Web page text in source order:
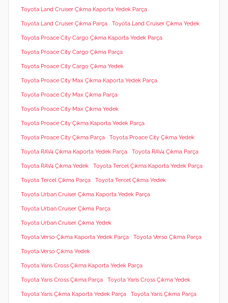
Toyota Land Cruiser Çıkma Kaporta Yedek Parça
Toyota Land Cruiser Çıkma Parça Toyota Land Cruiser Çıkma Yedek
Toyota Proace City Cargo Çıkma Kaporta Yedek Parça
Toyota Proace City Cargo Çıkma Parça
Toyota Proace City Cargo Çıkma Yedek
Toyota Proace City Max Çıkma Kaporta Yedek Parça
Toyota Proace City Max Çıkma Parça
Toyota Proace City Max Çıkma Yedek
Toyota Proace City Çıkma Kaporta Yedek Parça
Toyota Proace City Çıkma Parça Toyota Proace City Çıkma Yedek
Toyota RAV4 Çıkma Kaporta Yedek Parça Toyota RAV4 Çıkma Parça
Toyota RAV4 Çıkma Yedek Toyota Tercel Çıkma Kaporta Yedek Parça
Toyota Tercel Çıkma Parça Toyota Tercel Çıkma Yedek
Toyota Urban Cruiser Çıkma Kaporta Yedek Parça
Toyota Urban Cruiser Çıkma Parça
Toyota Urban Cruiser Çıkma Yedek
Toyota Verso Çıkma Kaporta Yedek Parça Toyota Verso Çıkma Parça
Toyota Verso Çıkma Yedek
Toyota Yaris Cross Çıkma Kaporta Yedek Parça
Toyota Yaris Cross Çıkma Parça Toyota Yaris Cross Çıkma Yedek
Toyota Yaris Çıkma Kaporta Yedek Parça Toyota Yaris Çıkma Parça